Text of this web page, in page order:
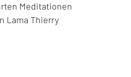
Meditationen
Lama Thierry